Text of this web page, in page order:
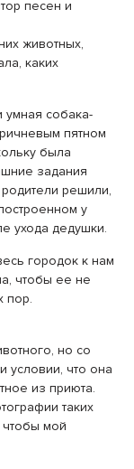
песен и
животных,
каких
умная собака-
пятном
была
задания
решили,
у
ухода дедушки.
городок к нам
чтобы ее не
пор.
но со
условии, что она
из приюта.
таких
чтобы мой